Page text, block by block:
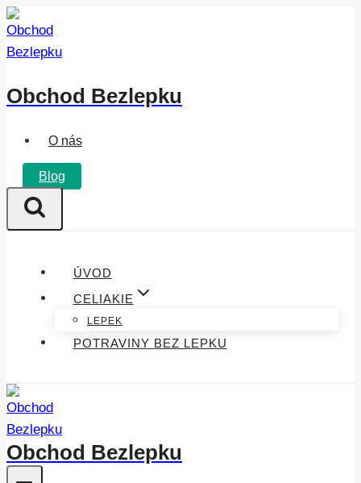
Přeskočit
na
obsah
Obchod Bezlepku
O nás
Blog
ÚVOD
CELIAKIE
LEPEK
POTRAVINY BEZ LEPKU
Obchod Bezlepku